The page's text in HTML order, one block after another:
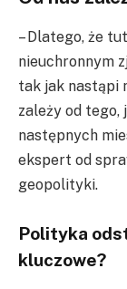
– Dlatego, że
nieuchronnym
tak jak nastąpi
zależy od tego,
następnych
ekspert od
geopolityki.
Polityka
kluczowe?